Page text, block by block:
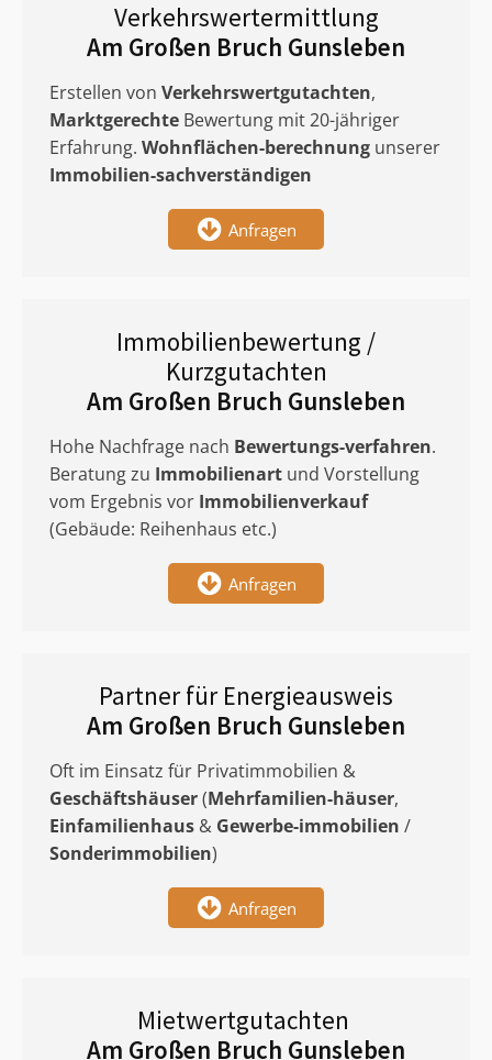
Verkehrswertermittlung
Am Großen Bruch Gunsleben
Erstellen von Verkehrswertgutachten,
Marktgerechte Bewertung mit 20-jähriger
Erfahrung. Wohnflächen-berechnung unserer
Immobilien-sachverständigen
Anfragen
Immobilienbewertung /
Kurzgutachten
Am Großen Bruch Gunsleben
Hohe Nachfrage nach Bewertungs-verfahren.
Beratung zu Immobilienart und Vorstellung
vom Ergebnis vor Immobilienverkauf
(Gebäude: Reihenhaus etc.)
Anfragen
Partner für Energieausweis
Am Großen Bruch Gunsleben
Oft im Einsatz für Privatimmobilien &
Geschäftshäuser(Mehrfamilien-häuser,
Einfamilienhaus & Gewerbe-immobilien /
Sonderimmobilien)
Anfragen
Mietwertgutachten
Am Großen Bruch Gunsleben